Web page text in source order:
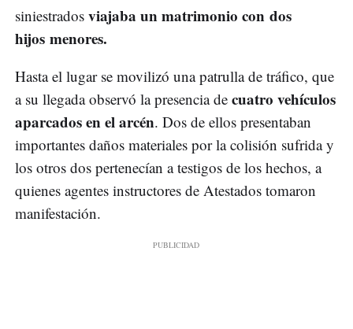
siniestrados viajaba un matrimonio con dos
hijos menores.
Hasta el lugar se movilizó una patrulla de tráfico, que
a su llegada observó la presencia de cuatro vehículos
aparcados en el arcén. Dos de ellos presentaban
importantes daños materiales por la colisión sufrida y
los otros dos pertenecían a testigos de los hechos, a
quienes agentes instructores de Atestados tomaron
manifestación.